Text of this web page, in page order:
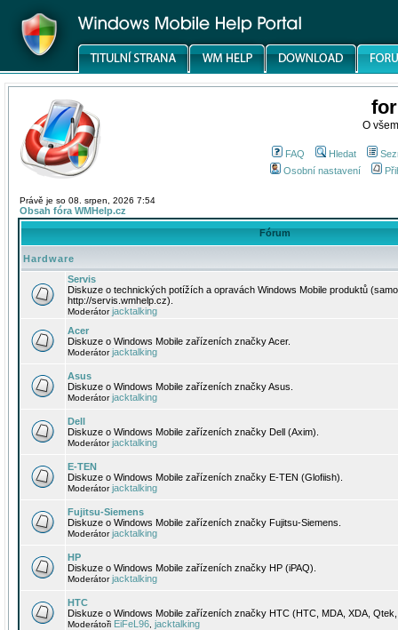
O
FAQ Hledat
Osobní nastavení
Právě je so 08. srpen, 2026 7:54
Obsah fóra WMHelp.cz
Fórum
Hardware
Servis
Diskuze o technických potížích a opravách Windows Mobile produktů
http://servis.wmhelp.cz).
Moderátorjacktalking
Acer
Diskuze o Windows Mobile zařízeních značky Acer.
Moderátorjacktalking
Asus
Diskuze o Windows Mobile zařízeních značky Asus.
Moderátorjacktalking
Dell
Diskuze o Windows Mobile zařízeních značky Dell (Axim).
Moderátorjacktalking
E-TEN
Diskuze o Windows Mobile zařízeních značky E-TEN (Glofiish).
Moderátorjacktalking
Fujitsu-Siemens
Diskuze o Windows Mobile zařízeních značky Fujitsu-Siemens.
Moderátorjacktalking
HP
Diskuze o Windows Mobile zařízeních značky HP (iPAQ).
Moderátorjacktalking
HTC
Diskuze o Windows Mobile zařízeních značky HTC (HTC, MDA, XDA,
Moderátoři EiFeL96 jacktalking